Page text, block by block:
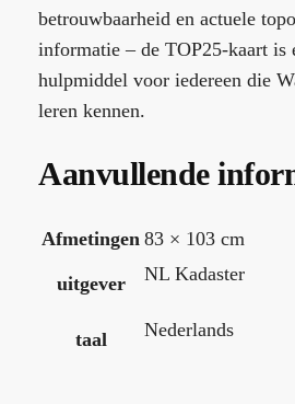
betrouwbaarheid en actuele
informatie – de TOP25-kaart is
hulpmiddel voor iedereen die
leren kennen.
Aanvullende
Afmetingen 83 × 103 cm
uitgever NL Kadaster
taal Nederlands